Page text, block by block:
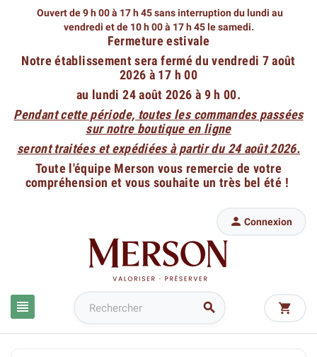
Ouvert de 9 h 00 à 17 h 45 sans interruption du lundi au
vendredi et de 10 h 00 à 17 h 45 le samedi.
Fermeture estivale
Notre établissement sera fermé du vendredi 7 août
2026 à 17 h 00
au lundi 24 août 2026 à 9 h 00.
Pendant cette période, toutes les commandes passées
sur notre boutique en ligne
seront traitées et expédiées à partir du 24 août 2026.
Toute l'équipe Merson vous remercie de votre
compréhension et vous souhaite un très bel été !
 
 Connexion
